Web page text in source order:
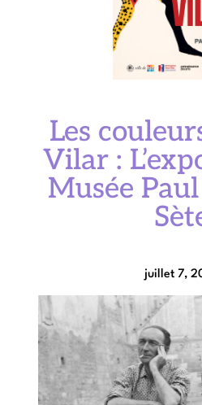
Les
Vilar :
Musée
juillet 7,